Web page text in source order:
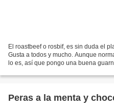
El roastbeef o rosbif, es sin duda el
Gusta a todos y mucho. Aunque
lo es, así que pongo una buena
Peras a la menta y